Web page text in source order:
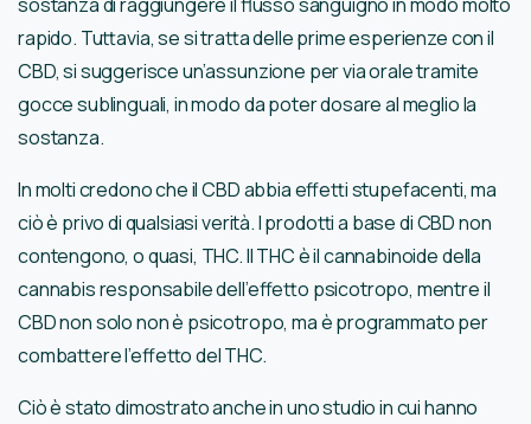
rapido. Tuttavia, se si tratta delle prime esperienze con il
CBD, si suggerisce un’assunzione per via orale tramite
gocce sublinguali, in modo da poter dosare al meglio la
sostanza.
In molti credono che il CBD abbia effetti stupefacenti, ma
ciò è privo di qualsiasi verità. I prodotti a base di CBD non
contengono, o quasi, THC. Il THC è il cannabinoide della
cannabis responsabile dell’effetto psicotropo, mentre il
CBD non solo non è psicotropo, ma è programmato per
combattere l’effetto del THC.
Ciò è stato dimostrato anche in uno studio in cui hanno